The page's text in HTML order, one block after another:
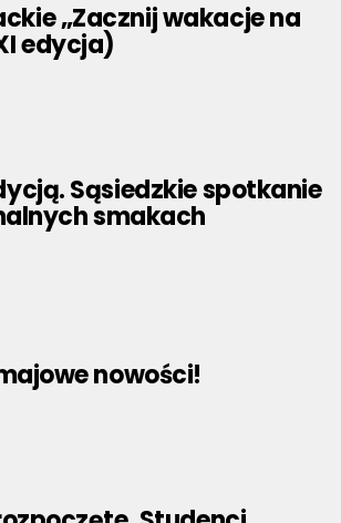
„Zacznij wakacje na
edycja)
Sąsiedzkie spotkanie
smakach
nowości!